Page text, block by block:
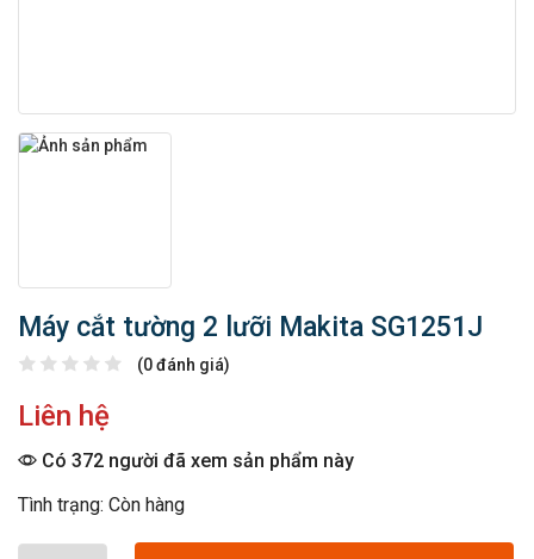
Máy cắt tường 2 lưỡi Makita SG1251J
(0 đánh giá)
Liên hệ
Có 372 người đã xem sản phẩm này
Tình trạng: Còn hàng